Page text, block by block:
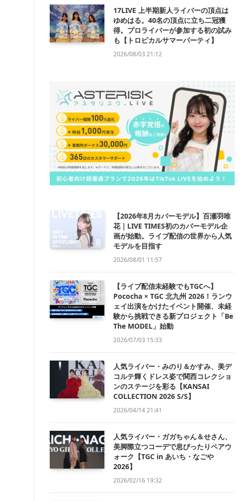
17LIVE 上半期新人ライバーの頂点は
ゆめはる。40名の頂点に立ち二冠獲
得。プロライバーが参加する初の試み
も【トロピカルサマーパーティ】
2026/08/03 21:12
【2026年8月カバーモデル】百瀬羽唯
花｜LIVE TIMES初のカバーモデル企
画が始動。ライブ配信の世界から人気
モデルを目指す
2026/08/01 11:57
【ライブ配信未経験でもTGCへ】
Pococha × TGC 北九州 2026！ランウ
ェイ出演をかけたイベント開催、未経
験から挑戦できる新プロジェクト「Be
The MODEL」始動
2026/07/03 15:33
人気ライバー・みのり＆かすみ、美デ
コルテ輝くドレス姿で関西コレクショ
ンのステージを彩る【KANSAI
COLLECTION 2026 S/S】
2026/04/14 21:41
人気ライバー・ガガちゃん＆せさん、
美脚際立つコーデで息ぴったりペアウ
ォーク【TGC in あいち・なごや
2026】
2026/02/16 19:32